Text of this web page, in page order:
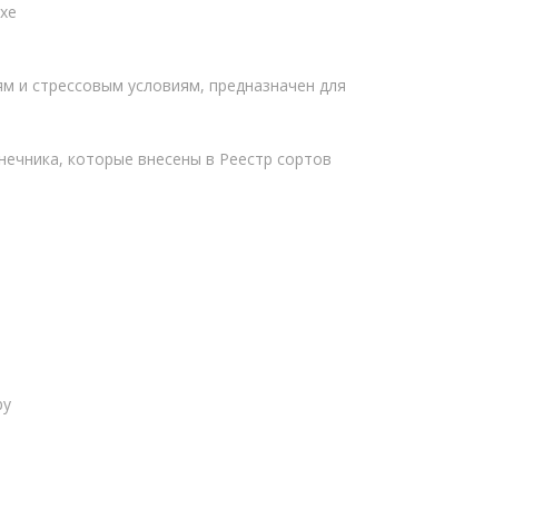
и стрессовым условиям, предназначен для
которые внесены в Реестр сортов